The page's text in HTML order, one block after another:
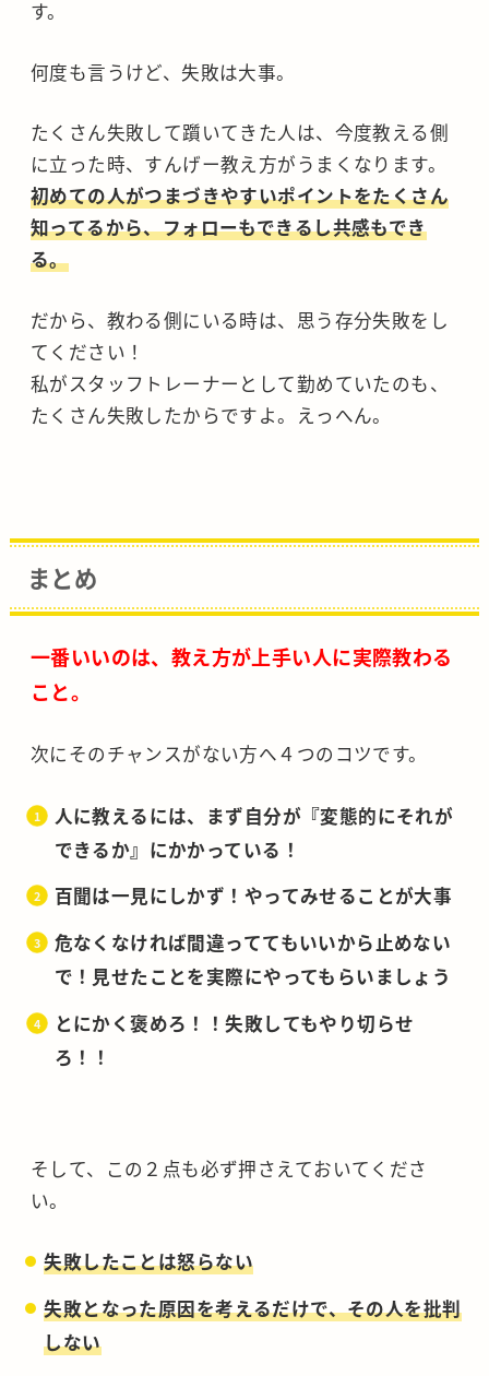
す。
何度も言うけど、失敗は大事。
たくさん失敗して躓いてきた人は、今度教える側
に立った時、すんげー教え方がうまくなります。
初めての人がつまづきやすいポイントをたくさん
知ってるから、フォローもできるし共感もでき
る。
だから、教わる側にいる時は、思う存分失敗をし
てください！
私がスタッフトレーナーとして勤めていたのも、
たくさん失敗したからですよ。えっへん。
まとめ
一番いいのは、教え方が上手い人に実際教わる
こと。
次にそのチャンスがない方へ４つのコツです。
人に教えるには、まず自分が『変態的にそれが
できるか』にかかっている！
百聞は一見にしかず！やってみせることが大事
危なくなければ間違っててもいいから止めない
で！見せたことを実際にやってもらいましょう
とにかく褒めろ！！失敗してもやり切らせ
ろ！！
そして、この２点も必ず押さえておいてくださ
い。
失敗したことは怒らない
失敗となった原因を考えるだけで、その人を批判
しない